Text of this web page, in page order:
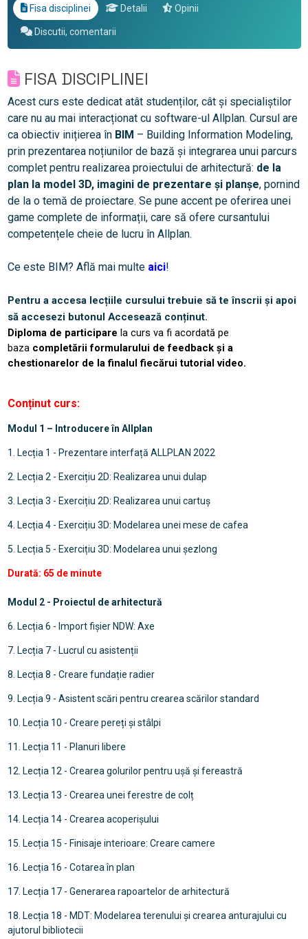
Fisa disciplinei Detalii Opinii
Discutii, comentarii
FISA DISCIPLINEI
Acest curs este dedicat atât studenților, cât și specialiștilor
care nu au mai interacționat cu software-ul Allplan. Cursul are
ca obiectiv inițierea în BIM – Building Information Modeling,
prin prezentarea noțiunilor de bază și integrarea unui parcurs
complet pentru realizarea proiectului de arhitectură: de la
plan la model 3D, imagini de prezentare și planșe, pornind
de la o temă de proiectare. Se pune accent pe oferirea unei
game complete de informații, care să ofere cursantului
competențele cheie de lucru în Allplan.
Ce este BIM? Află mai multe aici!
Pentru a accesa lecțiile cursului trebuie să te înscrii și apoi
să accesezi butonul Accesează conținut.
Diploma de participare la curs va fi acordată pe
baza completării formularului de feedback și a
chestionarelor de la finalul fiecărui tutorial video.
Conținut curs:
Modul 1 – Introducere în Allplan
1. Lecția 1 - Prezentare interfață ALLPLAN 2022
2. Lecția 2 - Exercițiu 2D: Realizarea unui dulap
3. Lecția 3 - Exercițiu 2D: Realizarea unui cartuș
4. Lecția 4 - Exercițiu 3D: Modelarea unei mese de cafea
5. Lecția 5 - Exercițiu 3D: Modelarea unui șezlong
Durată: 65 de minute
Modul 2 - Proiectul de arhitectură
6. Lecția 6 - Import fișier NDW: Axe
7. Lecția 7 - Lucrul cu asistenții
8. Lecția 8 - Creare fundație radier
9. Lecția 9 - Asistent scări pentru crearea scărilor standard
10. Lecția 10 - Creare pereți și stâlpi
11. Lecția 11 - Planuri libere
12. Lecția 12 - Crearea golurilor pentru ușă și fereastră
13. Lecția 13 - Crearea unei ferestre de colț
14. Lecția 14 - Crearea acoperișului
15. Lecția 15 - Finisaje interioare: Creare camere
16. Lecția 16 - Cotarea în plan
17. Lecția 17 - Generarea rapoartelor de arhitectură
18. Lecția 18 - MDT: Modelarea terenului și crearea anturajului cu
ajutorul bibliotecii